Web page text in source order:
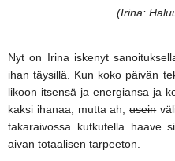
(Irina:
Nyt on Irina iskenyt
ihan täysillä. Kun koko päivän
likoon itsensä ja energiansa ja
kaksi ihanaa, mutta ah,usein
takaraivossa kutkutella haave
aivan totaalisen tarpeeton.